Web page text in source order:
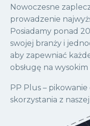
Nowoczesne
prowadzenie
Posiadamy ponad
swojej branży i
aby zapewniać
obsługę na
PP Plus –
skorzystania z